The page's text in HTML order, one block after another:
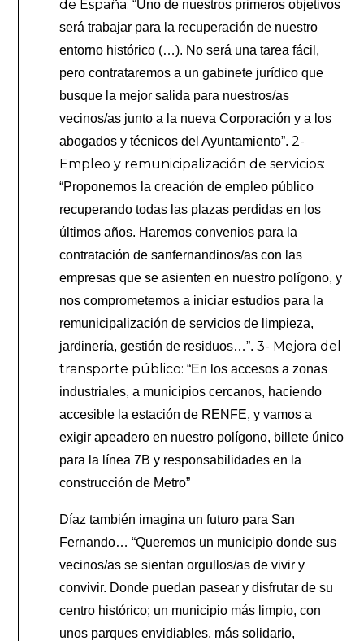
de España: “Uno de nuestros primeros objetivos
será trabajar para la recuperación de nuestro
entorno histórico (…). No será una tarea fácil,
pero contrataremos a un gabinete jurídico que
busque la mejor salida para nuestros/as
vecinos/as junto a la nueva Corporación y a los
abogados y técnicos del Ayuntamiento”.2-
Empleo y remunicipalización de servicios:
“Proponemos la creación de empleo público
recuperando todas las plazas perdidas en los
últimos años. Haremos convenios para la
contratación de sanfernandinos/as con las
empresas que se asienten en nuestro polígono, y
nos comprometemos a iniciar estudios para la
remunicipalización de servicios de limpieza,
jardinería, gestión de residuos…”.3- Mejora del
transporte público: “En los accesos a zonas
industriales, a municipios cercanos, haciendo
accesible la estación de RENFE, y vamos a
exigir apeadero en nuestro polígono, billete único
para la línea 7B y responsabilidades en la
construcción de Metro”
Díaz también imagina un futuro para San
Fernando… “Queremos un municipio donde sus
vecinos/as se sientan orgullos/as de vivir y
convivir. Donde puedan pasear y disfrutar de su
centro histórico; un municipio más limpio, con
unos parques envidiables, más solidario,